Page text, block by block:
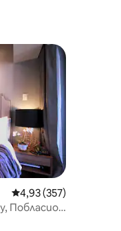
Средна оценка: 4,93
4,93 (357)
Побласион